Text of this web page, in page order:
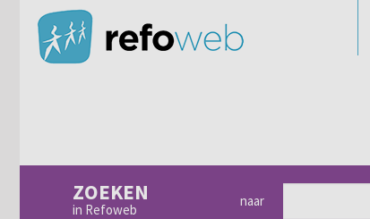
ZOEKEN
in Refoweb
naar